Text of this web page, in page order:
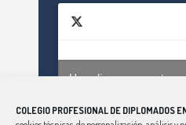
COLEGIO PROFESIONAL DE DIPLOMADOS
Haz clic para aceptar